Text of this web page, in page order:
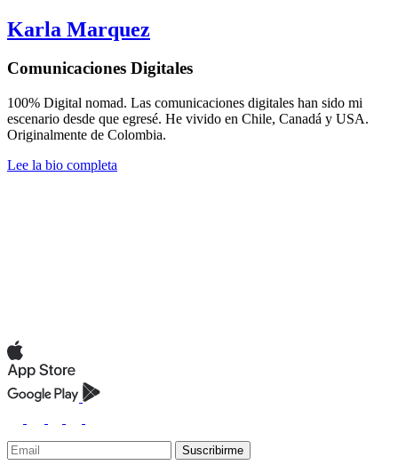
Karla Marquez
Comunicaciones Digitales
100% Digital nomad. Las comunicaciones digitales han sido mi
escenario desde que egresé. He vivido en Chile, Canadá y USA.
Originalmente de Colombia.
Lee la bio completa
Suscribirme